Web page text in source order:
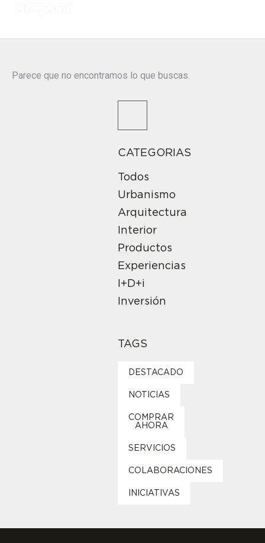
Parece que no encontramos lo que buscas.
CATEGORIAS
Todos
Urbanismo
Arquitectura
Interior
Productos
Experiencias
I+D+i
Inversión
TAGS
DESTACADO
NOTICIAS
COMPRAR
AHORA
SERVICIOS
COLABORACIONES
INICIATIVAS